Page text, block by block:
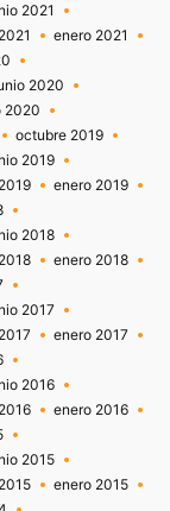
2021
enero 2021
2020
2020
octubre 2019
2019
enero 2019
2018
enero 2018
2017
enero 2017
2016
enero 2016
2015
enero 2015